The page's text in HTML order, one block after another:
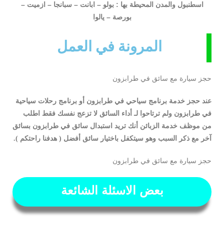
اسطنبول والمدن المحيطة بها : بولو – ابانت – سبانجا – ازميت –
بورصة – يالوا
المرونة في العمل
حجز سيارة مع سائق في طرابزون
عند حجز خدمة برنامج سياحي في طرابزون أو برنامج رحلات سياحية
في طرابزون ولم ترتاحوا لـ أداء السائق لا تزعج نفسك فقط اطلب
من موظف خدمة الزبائن أنك تريد استبدال سائق في طرابزون بسائق
آخر مع ذكر السبب وهو سيتكفل باختيار سائق أفضل ( هدفنا راحتكم ).
حجز سيارة مع سائق في طرابزون
بعض الاسئلة الشائعة